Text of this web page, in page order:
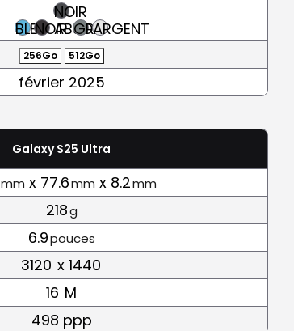
BLEUNOIR
NOIR
ABSOLU
GRISARGENT
256Go 512Go
février 2025
Galaxy S25 Ultra
mm x 77.6mm x 8.2mm
218g
6.9pouces
3120 x 1440
16 M
498 ppp